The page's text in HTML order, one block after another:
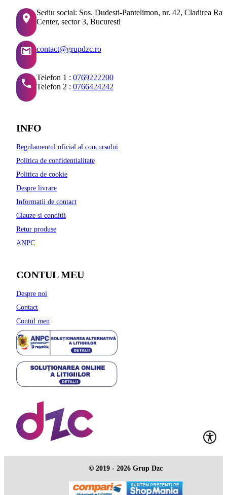
Sediu social: Sos. Dudesti-Pantelimon, nr. 42, Cladirea
Center, sector 3, Bucuresti
contact@grupdzc.ro
Telefon 1 : 0769222200
Telefon 2 : 0766424242
INFO
Regulamentul oficial al concursului
Politica de confidentialitate
Politica de cookie
Despre livrare
Informatii de contact
Clauze si conditii
Retur produse
ANPC
CONTUL MEU
Despre noi
Contact
Contul meu
© 2019 - 2026 Grup Dzc